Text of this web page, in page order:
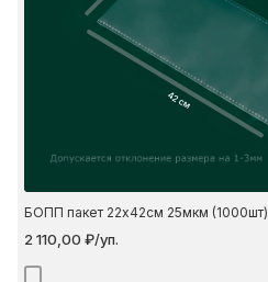
42 см
БОПП пакет 22х42см 25мкм (1000шт)
2 110,00 ₽/уп.